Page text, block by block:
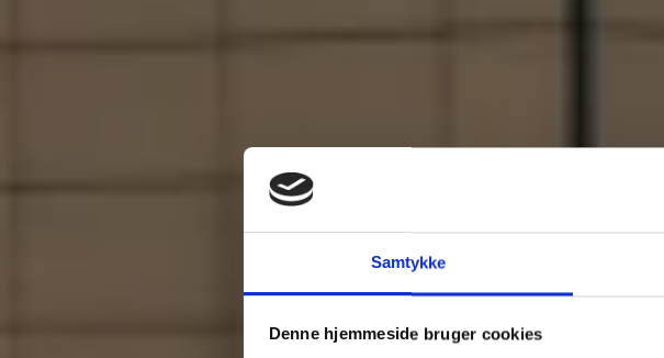
Samtykke
Denne hjemmeside bruger cookies
SKØNT OG